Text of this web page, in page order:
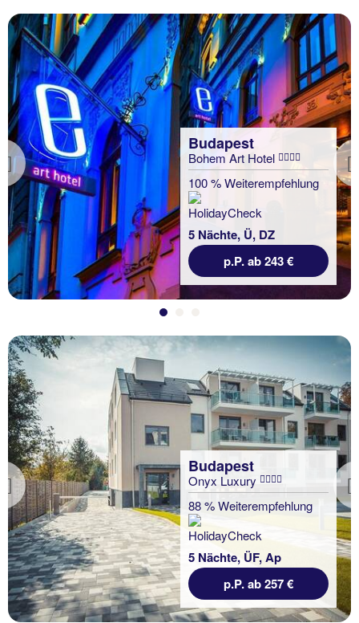
Previous
Budapest
Bohem Art Hotel
100 % Weiterempfehlung
5 Nächte, Ü, DZ
p.P. ab 243 €
Previous
Budapest
Onyx Luxury
88 % Weiterempfehlung
5 Nächte, ÜF, Ap
p.P. ab 257 €